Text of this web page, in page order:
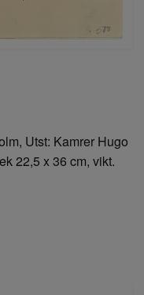
Utst: Kamrer Hugo
22,5 x 36 cm, vikt.